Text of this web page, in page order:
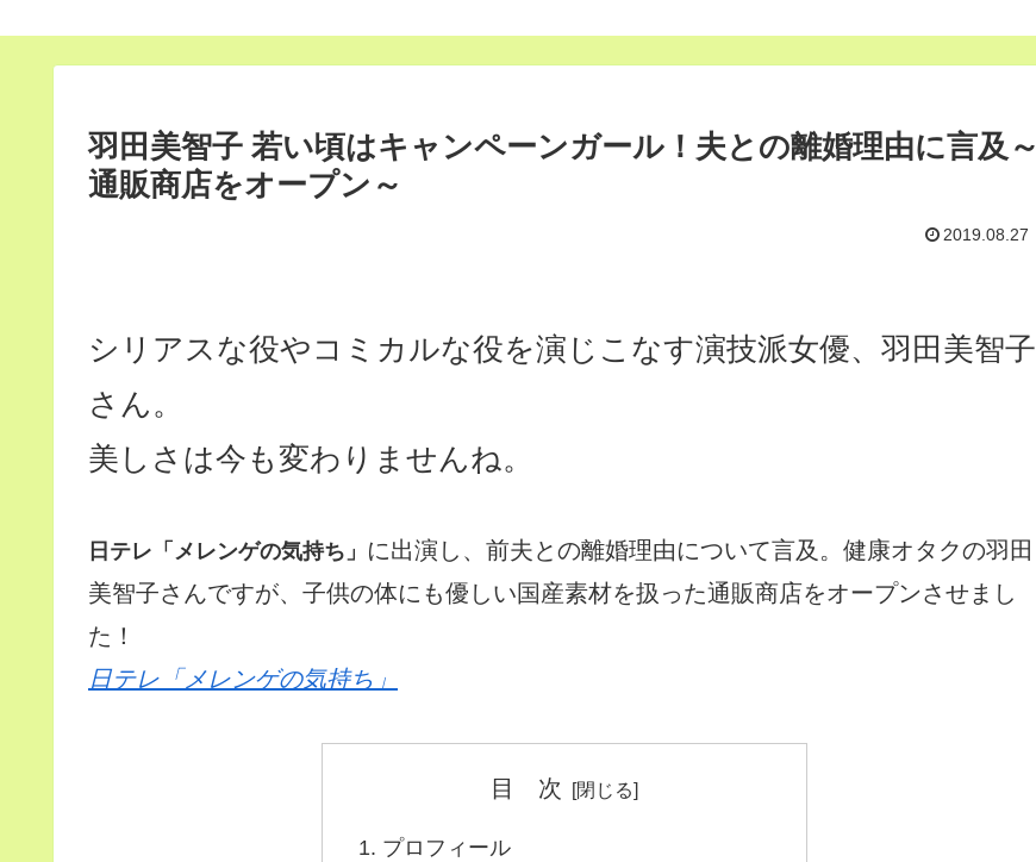
羽田美智子 若い頃はキャンペーンガール！夫との離婚理由に言及～
通販商店をオープン～
2019.08.27
シリアスな役やコミカルな役を演じこなす演技派女優、羽田美智子
さん。
美しさは今も変わりませんね。
日テレ「メレンゲの気持ち」 に出演し、前夫との離婚理由について言及。健康オタクの羽田
美智子さんですが、子供の体にも優しい国産素材を扱った通販商店をオープンさせまし
た！
日テレ「メレンゲの気持ち」
目 次
プロフィール